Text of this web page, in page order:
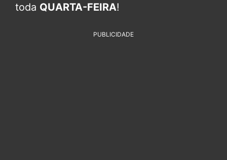
toda QUARTA-FEIRA!
PUBLICIDADE